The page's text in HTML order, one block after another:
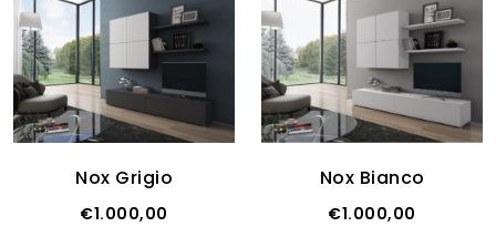
Nox Grigio
€1.000,00
Nox Bianco
€1.000,00